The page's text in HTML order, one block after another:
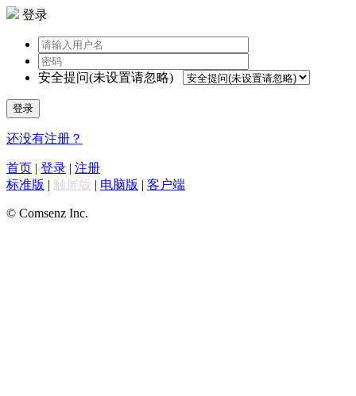
登录
安全提问(未设置请忽略)
登录
还没有注册？
首页 | 登录 | 注册
标准版 | 触屏版 | 电脑版 | 客户端
© Comsenz Inc.